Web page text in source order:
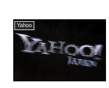
Yahoo